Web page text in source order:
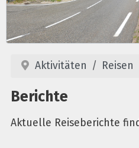
Aktivitäten Reisen
Berichte
Aktuelle Reiseberichte